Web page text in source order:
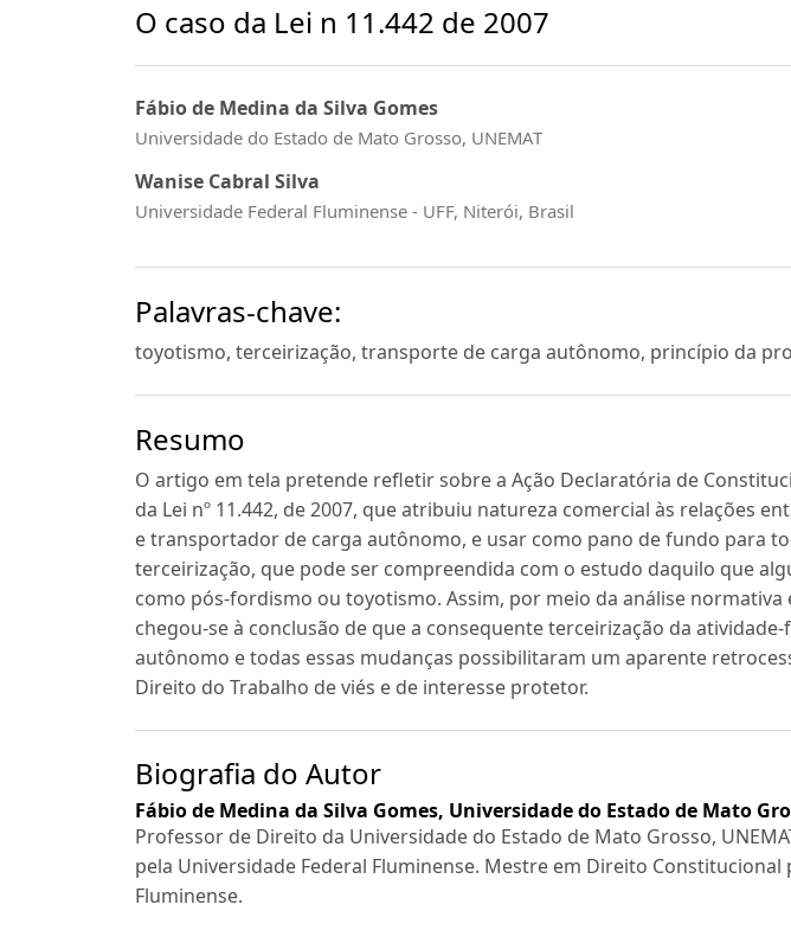
O caso da Lei n 11.442 de 2007
Fábio de Medina da Silva Gomes
Universidade do Estado de Mato Grosso, UNEMAT
Wanise Cabral Silva
Universidade Federal Fluminense - UFF, Niterói, Brasil
Palavras-chave:
toyotismo, terceirização, transporte de carga autônomo, princípio da
Resumo
O artigo em tela pretende refletir sobre a Ação Declaratória de
da Lei nº 11.442, de 2007, que atribuiu natureza comercial às relações
e transportador de carga autônomo, e usar como pano de fundo para
terceirização, que pode ser compreendida com o estudo daquilo que
como pós-fordismo ou toyotismo. Assim, por meio da análise normativa
chegou-se à conclusão de que a consequente terceirização da
autônomo e todas essas mudanças possibilitaram um aparente
Direito do Trabalho de viés e de interesse protetor.
Biografia do Autor
Fábio de Medina da Silva Gomes, Universidade do Estado de Mato
Professor de Direito da Universidade do Estado de Mato Grosso,
pela Universidade Federal Fluminense. Mestre em Direito Constitucional
Fluminense.